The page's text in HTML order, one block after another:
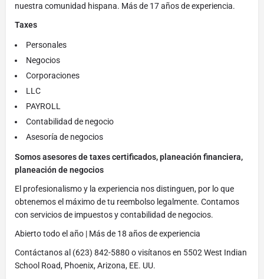
nuestra comunidad hispana. Más de 17 años de experiencia.
Taxes
Personales
Negocios
Corporaciones
LLC
PAYROLL
Contabilidad de negocio
Asesoría de negocios
Somos asesores de taxes certificados, planeación financiera,
planeación de negocios
El profesionalismo y la experiencia nos distinguen, por lo que
obtenemos el máximo de tu reembolso legalmente. Contamos
con servicios de impuestos y contabilidad de negocios.
Abierto todo el año | Más de 18 años de experiencia
Contáctanos al (623) 842-5880 o visítanos en 5502 West Indian
School Road, Phoenix, Arizona, EE. UU.